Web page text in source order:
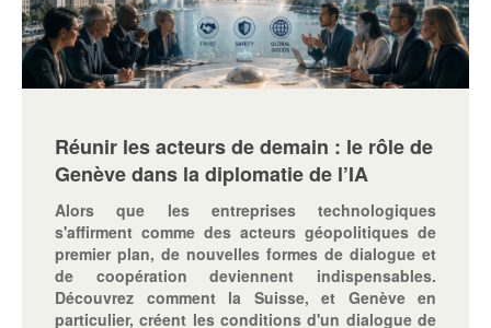
Réunir les acteurs de demain : le rôle de
Genève dans la diplomatie de l’IA
Alors que les entreprises technologiques
s'affirment comme des acteurs géopolitiques de
premier plan, de nouvelles formes de dialogue et
de coopération deviennent indispensables.
Découvrez comment la Suisse, et Genève en
particulier, créent les conditions d'un dialogue de